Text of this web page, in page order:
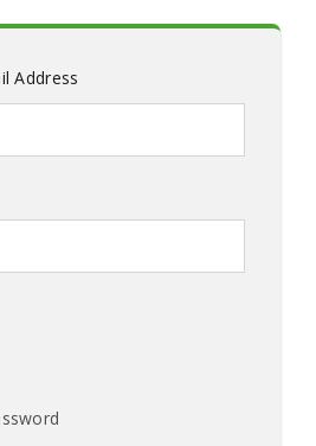
Address